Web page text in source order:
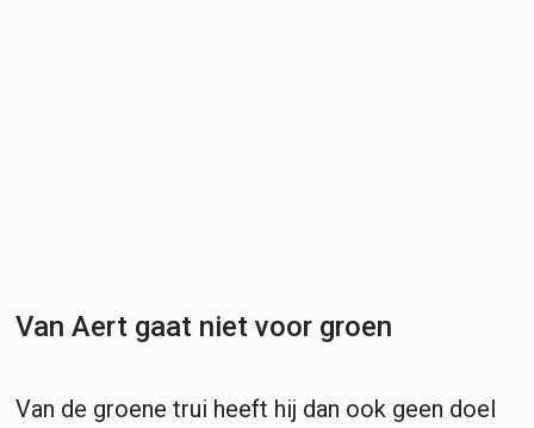
Van Aert gaat niet voor groen
Van de groene trui heeft hij dan ook geen doel